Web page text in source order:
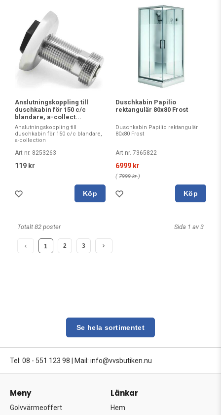
Anslutningskoppling till
duschkabin för 150 c/c
blandare, a-collect...
Anslutningskoppling till
duschkabin för 150 c/c blandare,
a-collection
Art nr. 8253263
119 kr
Köp
Duschkabin Papilio
rektangulär 80x80 Frost
Duschkabin Papilio rektangulär
80x80 Frost
Art nr. 7365822
6999 kr
( 7999 kr)
Köp
Totalt 82 poster Sida 1 av 3
1 2 3
Se hela sortimentet
Tel: 08 - 551 123 98 | Mail: info@vvsbutiken.nu
Meny
Golvvärmeoffert
Länkar
Hem